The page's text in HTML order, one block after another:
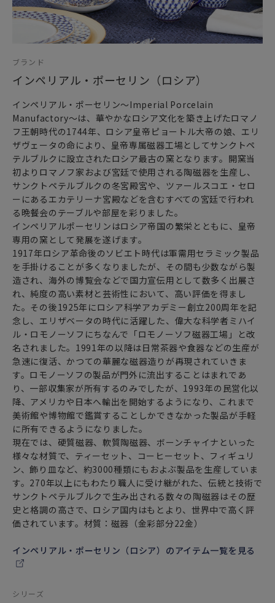
ブランド
インペリアル・ポーセリン（ロシア）
インペリアル・ポーセリン～Imperial Porcelain
Manufactory～は、華やかなロシア文化を築き上げたロマノ
フ王朝時代の1744年、ロシア皇帝ピョートル大帝の娘、エリ
ザヴェータの命により、皇帝専属磁器工場としてサンクトペ
テルブルクに設立されたロシア最古の窯となります。開窯当
初よりロマノフ家および宮廷で使用される陶磁器を生産し、
サンクトペテルブルクの冬宮殿宮や、ツァールスコエ・セロ
ーにあるエカテリーナ宮殿などを含むすべての宮廷で行われ
る晩餐会のテーブルや部屋を彩りました。
インペリアルポーセリンはロシア帝国の繁栄とともに、皇帝
専用の窯として発展を遂げます。
1917年ロシア革命後のソビエト時代は軍需用セラミック製品
を手掛けることが多くなりましたが、その間も少数ながら製
造され、海外の博覧会などで国力宣伝用として数多く出展さ
れ、純度の高い素材と芸術性において、高い評価を得まし
た。その後1925年にロシア科学アカデミー創立200周年を記
念し、エリザベータの時代に活躍した、偉大な科学者ミハイ
ル・ロモノーソフにちなんで「ロモノーソフ磁器工場」と改
名されました。1991年の以降は日常茶器や食器などの生産が
急速に復活、かつての華麗な磁器造りが再現されていきま
す。ロモノーソフの製品が門外に流出することはまれであ
り、一部収集家が所有するのみでしたが、1993年の民営化以
降、アメリカや日本へ輸出を開始するようになり、これまで
美術館や博物館で鑑賞することしかできなかった製品が手軽
に所有できるようになりました。
現在では、硬質磁器、軟質陶磁器、ボーンチャイナといった
様々な材質で、ティーセット、コーヒーセット、フィギュリ
ン、飾り皿など、約3000種類にもおよぶ製品を生産していま
す。270年以上にもわたり職人に受け継がれた、伝統と技術で
サンクトペテルブルクで生み出される数々の陶磁器はその歴
史と格調の高さで、ロシア国内はもとより、世界中で高く評
価されています。材質：磁器（金彩部分22金）
インペリアル・ポーセリン（ロシア）のアイテム一覧を見る
シリーズ